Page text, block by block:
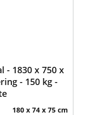
- 1830 x 750 x
- 150 kg -
180 x 74 x 75 cm